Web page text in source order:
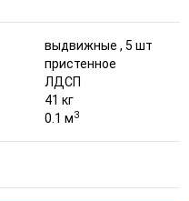
выдвижные , 5 шт
пристенное
ЛДСП
41 кг
0.1 м3